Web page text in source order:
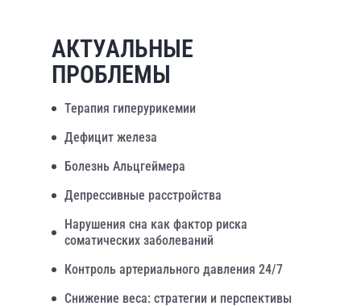
АКТУАЛЬНЫЕ
ПРОБЛЕМЫ
Терапия гиперурикемии
Дефицит железа
Болезнь Альцгеймера
Депрессивные расстройства
Нарушения сна как фактор риска
соматических заболеваний
Контроль артериального давления 24/7
Снижение веса: стратегии и перспективы